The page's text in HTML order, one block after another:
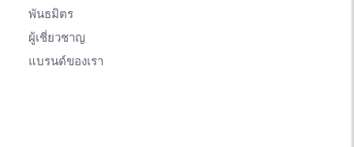
พันธมิตร
ผู้เชี่ยวชาญ
แบรนด์ของเรา